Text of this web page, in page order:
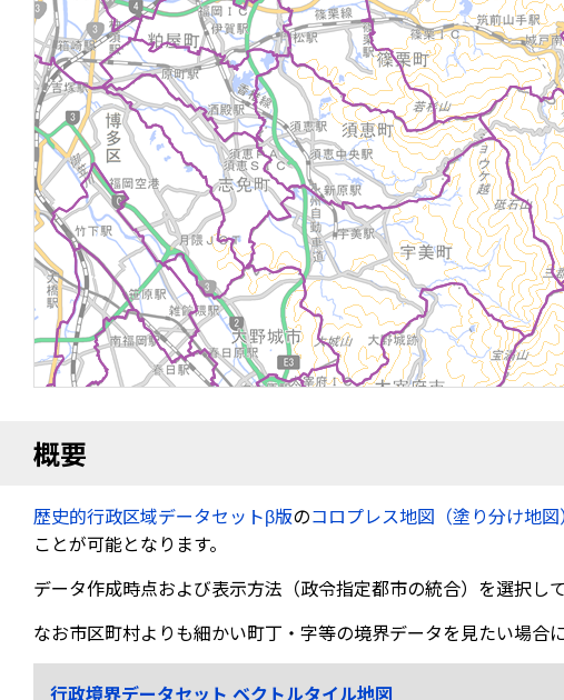
概要
歴史的行政区域データセットβ版のコロプレス地図（塗り分け地図）
ことが可能となります。
データ作成時点および表示方法（政令指定都市の統合）を選択し
なお市区町村よりも細かい町丁・字等の境界データを見たい場合
行政境界データセット ベクトルタイル地図